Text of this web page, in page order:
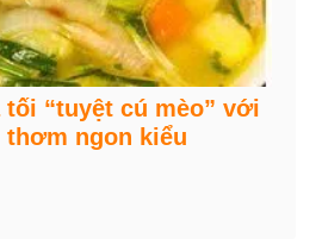
“tuyệt cú mèo” với
thơm ngon kiểu